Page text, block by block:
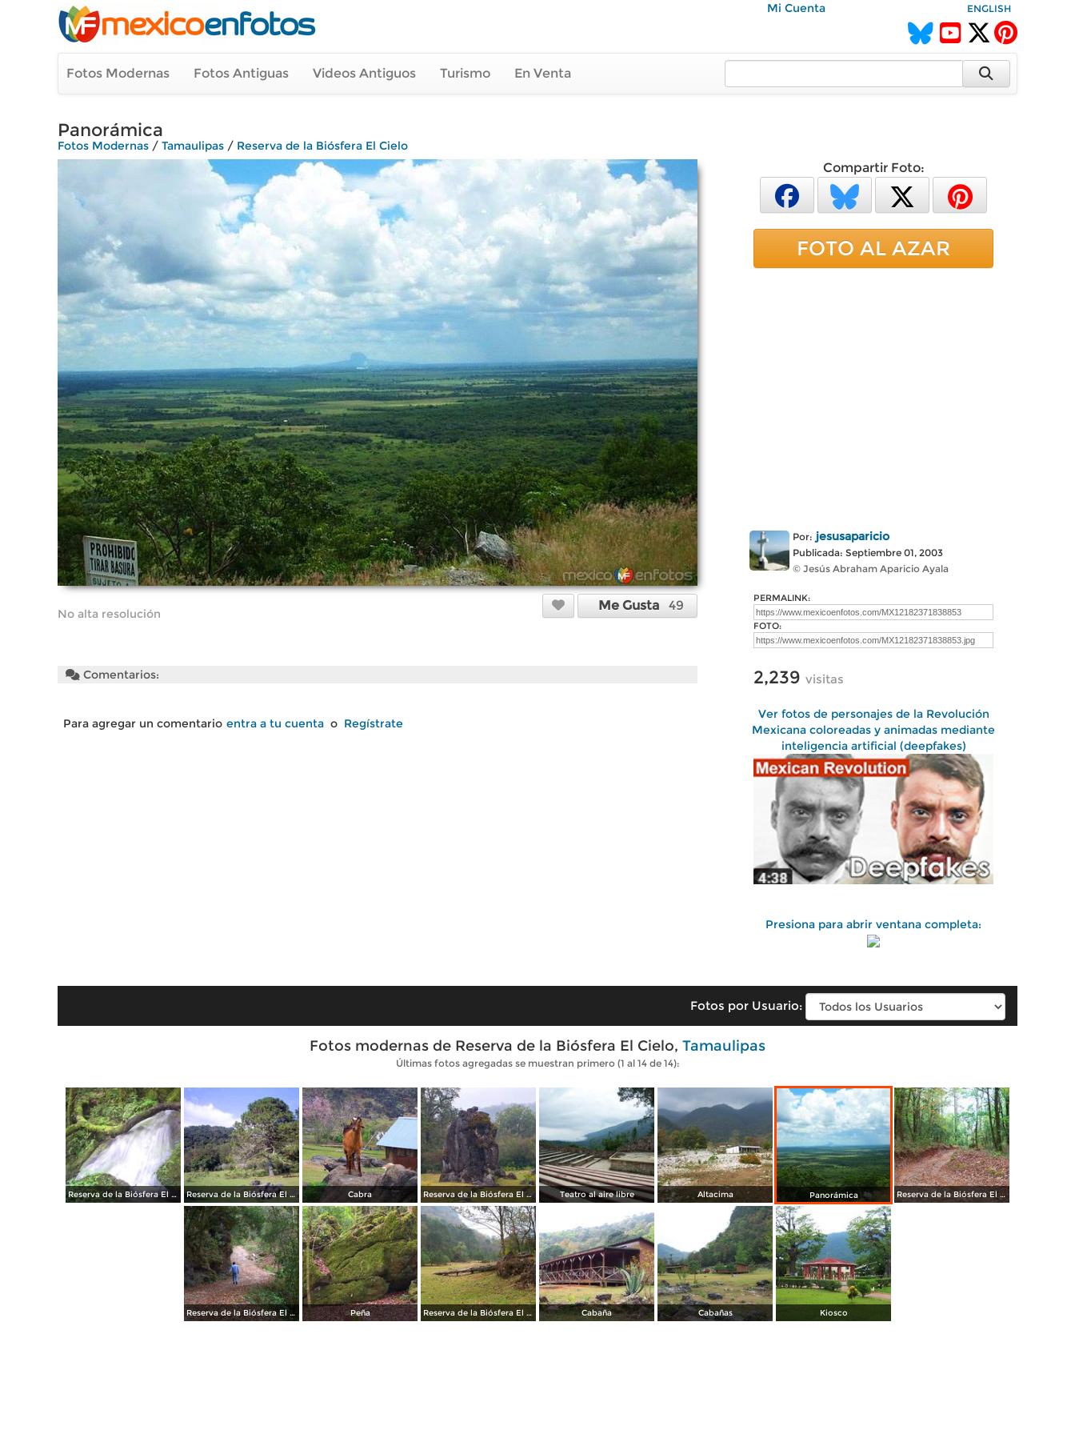
Mi Cuenta ENGLISH
Fotos Modernas Fotos Antiguas Videos Antiguos Turismo En Venta
Panorámica
Fotos Modernas / Tamaulipas / Reserva de la Biósfera El Cielo
No alta resolución
Me Gusta 49
Comentarios:
Para agregar un comentario entra a tu cuenta o Regístrate
Compartir Foto:
FOTO AL AZAR
Por: jesusaparicio
Publicada: Septiembre 01, 2003
© Jesús Abraham Aparicio Ayala
PERMALINK:
FOTO:
2,239 visitas
Ver fotos de personajes de la Revolución
Mexicana coloreadas y animadas mediante
inteligencia artificial (deepfakes)
Presiona para abrir ventana completa:
Fotos por Usuario:
Fotos modernas de Reserva de la Biósfera El Cielo, Tamaulipas
Últimas fotos agregadas se muestran primero (1 al 14 de 14):
Reserva de la Biósfera El Cielo Reserva de la Biósfera El Cielo Cabra Reserva de la Biósfera El Cielo Teatro al aire libre Altacima Panorámica Reserva de la Biósfera El Cielo
Reserva de la Biósfera El Cielo Peña Reserva de la Biósfera El Cielo Cabaña Cabañas Kiosco